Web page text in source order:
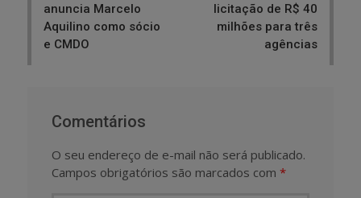
anuncia Marcelo
Aquilino como sócio
e CMDO
licitação de R$ 40
milhões para três
agências
Comentários
O seu endereço de e-mail não será publicado.
Campos obrigatórios são marcados com *